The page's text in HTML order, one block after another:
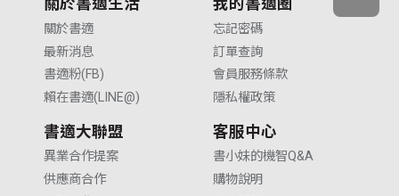
關於書適生活
關於書適
最新消息
書適粉(FB)
賴在書適(LINE@)
我的書適圈
忘記密碼
訂單查詢
會員服務條款
隱私權政策
書適大聯盟
異業合作提案
供應商合作
客服中心
書小妹的機智Q&A
購物說明